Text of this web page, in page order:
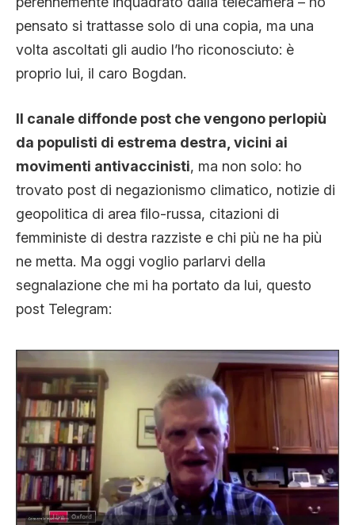
pensato si trattasse solo di una copia, ma una
volta ascoltati gli audio l’ho riconosciuto: è
proprio lui, il caro Bogdan.
Il canale diffonde post che vengono perlopiù
da populisti di estrema destra, vicini ai
movimenti antivaccinisti, ma non solo: ho
trovato post di negazionismo climatico, notizie di
geopolitica di area filo-russa, citazioni di
femministe di destra razziste e chi più ne ha più
ne metta. Ma oggi voglio parlarvi della
segnalazione che mi ha portato da lui, questo
post Telegram: